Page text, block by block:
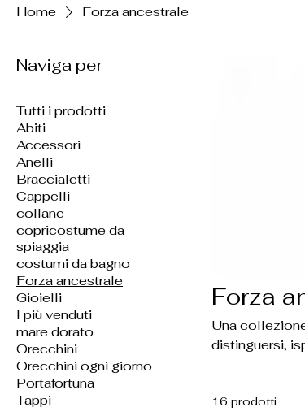
Home Forza ancestrale
Naviga per
Tutti i prodotti
Abiti
Accessori
Anelli
Braccialetti
Cappelli
collane
copricostume da
spiaggia
costumi da bagno
Forza ancestrale
Gioielli
I più venduti
mare dorato
Orecchini
Orecchini ogni giorno
Portafortuna
Tappi
Forza
Una collezione che
distinguersi,
16 prodotti